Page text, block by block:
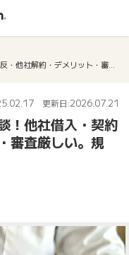
更新日:2026.07.21
！他社借入・契約
審査厳しい。規